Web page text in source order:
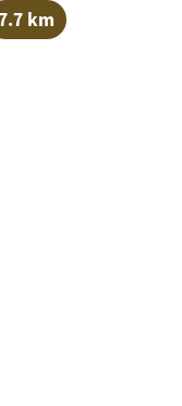
km